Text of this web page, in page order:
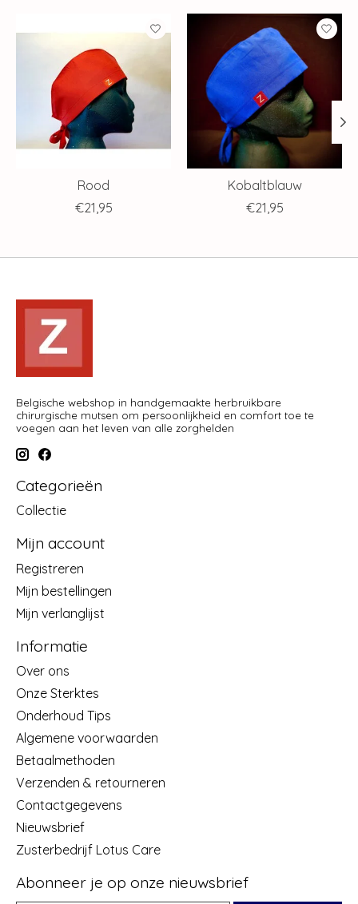
Items van productcarrousel
Rood
€21,95
Kobaltblauw
€21,95
Belgische webshop in handgemaakte herbruikbare
chirurgische mutsen om persoonlijkheid en comfort toe te
voegen aan het leven van alle zorghelden
Categorieën
Collectie
Mijn account
Registreren
Mijn bestellingen
Mijn verlanglijst
Informatie
Over ons
Onze Sterktes
Onderhoud Tips
Algemene voorwaarden
Betaalmethoden
Verzenden & retourneren
Contactgegevens
Nieuwsbrief
Zusterbedrijf Lotus Care
Abonneer je op onze nieuwsbrief